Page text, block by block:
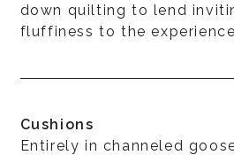
down quilting to lend
fluffiness to the
Cushions
Entirely in channeled